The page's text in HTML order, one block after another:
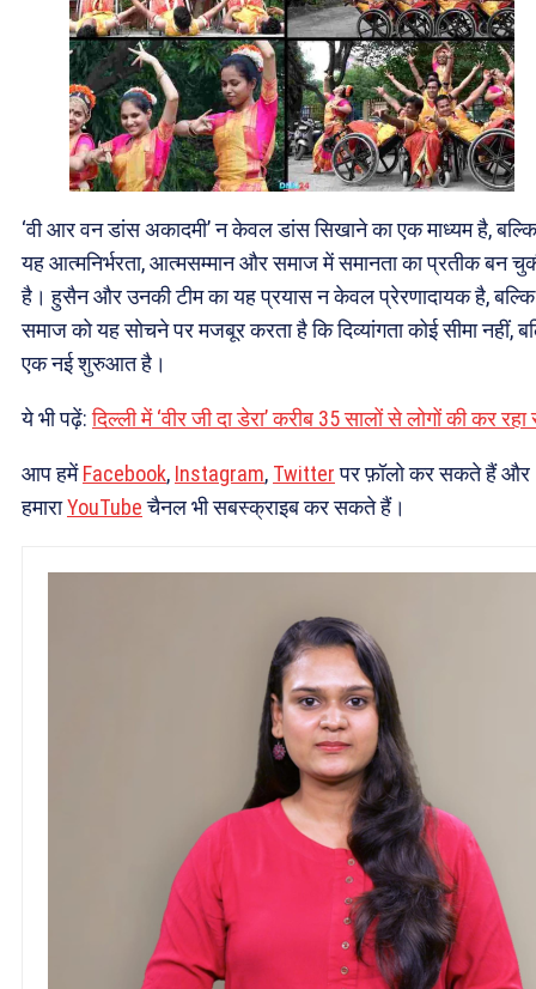
‘वी आर वन डांस अकादमी’ न केवल डांस सिखाने का एक माध्यम है, बल्कि
यह आत्मनिर्भरता, आत्मसम्मान और समाज में समानता का प्रतीक बन
है। हुसैन और उनकी टीम का यह प्रयास न केवल प्रेरणादायक है,
समाज को यह सोचने पर मजबूर करता है कि दिव्यांगता कोई सीमा नहीं,
एक नई शुरुआत है।
ये भी पढ़ें:दिल्ली में ‘वीर जी दा डेरा’ करीब 35 सालों से लोगों की कर रहा
आप हमेंFacebook, Instagram, Twitterपर फ़ॉलो कर सकते हैं और
हमाराYouTubeचैनल भी सबस्क्राइब कर सकते हैं।